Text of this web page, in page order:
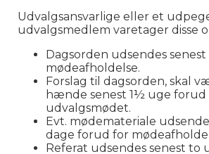
Udvalgsansvarlige eller et
udvalgsmedlem varetager disse
Dagsorden udsendes
mødeafholdelse.
Forslag til dagsorden, skal
hænde senest 1½ uge forud
udvalgsmødet.
Evt. mødemateriale
dage forud for
Referat udsendes senest to